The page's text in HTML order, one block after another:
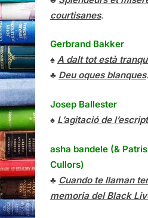
courtisanes.
Gerbrand Bakker
♠ A dalt tot està
♣ Deu oques blanques.
Josep Ballester
♠ L’agitació de
asha bandele (&
Cullors)
♣ Cuando te llaman
memoria del Black